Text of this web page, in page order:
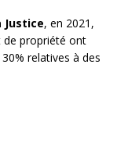
Justice, en 2021,
de propriété ont
relatives à des